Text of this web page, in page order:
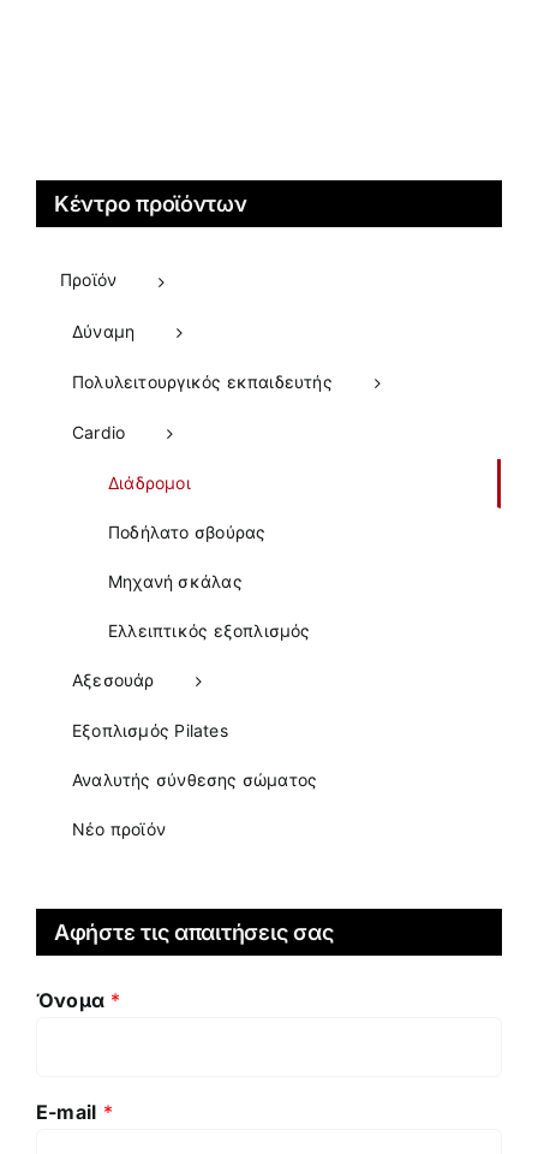
Κέντρο προϊόντων
Προϊόν
Δύναμη
Πολυλειτουργικός εκπαιδευτής
Cardio
Διάδρομοι
Ποδήλατο σβούρας
Μηχανή σκάλας
Ελλειπτικός εξοπλισμός
Αξεσουάρ
Εξοπλισμός Pilates
Αναλυτής σύνθεσης σώματος
Νέο προϊόν
Αφήστε τις απαιτήσεις σας
Όνομα *
E-mail *